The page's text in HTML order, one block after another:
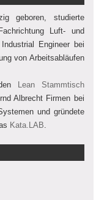
geboren, studierte
Luft- und
Engineer bei
von Arbeitsabläufen
Lean Stammtisch
Albrecht Firmen bei
und gründete
Kata.LAB